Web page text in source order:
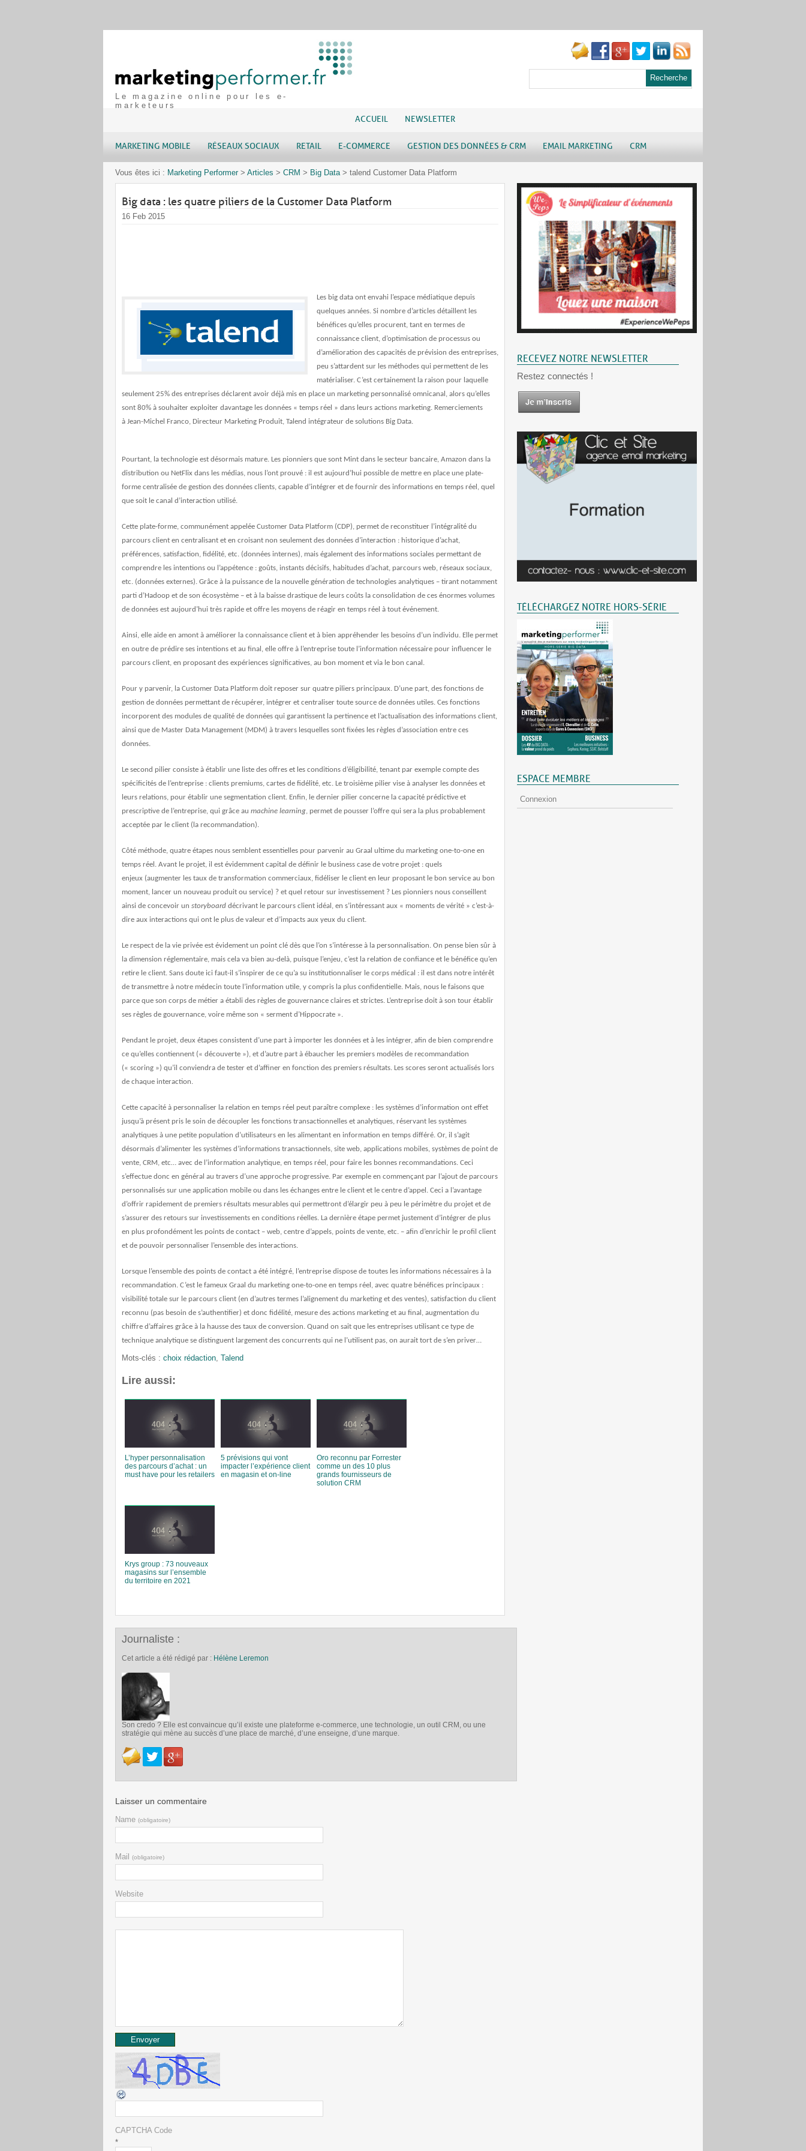
Le magazine online pour les e-
marketeurs
ACCUEIL NEWSLETTER
MARKETING MOBILE RÉSEAUX SOCIAUX RETAIL E-COMMERCE GESTION DES DONNÉES & CRM EMAIL MARKETING CRM
Vous êtes ici : Marketing Performer> Articles > CRM > Big Data> talend Customer Data Platform
Big data : les quatre piliers de la Customer Data Platform
16 Feb 2015
Les big data ont envahi l’espace médiatique depuis
quelques années. Si nombre d’articles détaillent les
bénéfices qu’elles procurent, tant en termes de
connaissance client, d’optimisation de processus ou
d’amélioration des capacités de prévision des entreprises,
peu s’attardent sur les méthodes qui permettent de les
matérialiser. C’est certainement la raison pour laquelle
seulement 25% des entreprises déclarent avoir déjà mis en place un marketing personnalisé omnicanal, alors qu’elles
sont 80% à souhaiter exploiter davantage les données « temps réel » dans leurs actions marketing. Remerciements
à Jean-Michel Franco, Directeur Marketing Produit, Talend intégrateur de solutions Big Data.
Pourtant, la technologie est désormais mature. Les pionniers que sont Mint dans le secteur bancaire, Amazon dans la
distribution ou NetFlix dans les médias, nous l’ont prouvé : il est aujourd’hui possible de mettre en place une plate-
forme centralisée de gestion des données clients, capable d’intégrer et de fournir des informations en temps réel, quel
que soit le canal d’interaction utilisé.
Cette plate-forme, communément appelée Customer Data Platform (CDP), permet de reconstituer l’intégralité du
parcours client en centralisant et en croisant non seulement des données d’interaction : historique d’achat,
préférences, satisfaction, fidélité, etc. (données internes), mais également des informations sociales permettant de
comprendre les intentions ou l’appétence : goûts, instants décisifs, habitudes d’achat, parcours web, réseaux sociaux,
etc. (données externes). Grâce à la puissance de la nouvelle génération de technologies analytiques – tirant notamment
parti d’Hadoop et de son écosystème – et à la baisse drastique de leurs coûts la consolidation de ces énormes volumes
de données est aujourd’hui très rapide et offre les moyens de réagir en temps réel à tout événement.
Ainsi, elle aide en amont à améliorer la connaissance client et à bien appréhender les besoins d’un individu. Elle permet
en outre de prédire ses intentions et au final, elle offre à l’entreprise toute l’information nécessaire pour influencer le
parcours client, en proposant des expériences significatives, au bon moment et via le bon canal.
Pour y parvenir, la Customer Data Platform doit reposer sur quatre piliers principaux. D’une part, des fonctions de
gestion de données permettant de récupérer, intégrer et centraliser toute source de données utiles. Ces fonctions
incorporent des modules de qualité de données qui garantissent la pertinence et l’actualisation des informations client,
ainsi que de Master Data Management (MDM) à travers lesquelles sont fixées les règles d’association entre ces
données.
Le second pilier consiste à établir une liste des offres et les conditions d’éligibilité, tenant par exemple compte des
spécificités de l’entreprise : clients premiums, cartes de fidélité, etc. Le troisième pilier vise à analyser les données et
leurs relations, pour établir une segmentation client. Enfin, le dernier pilier concerne la capacité prédictive et
prescriptive de l’entreprise, qui grâce au machine learning, permet de pousser l’offre qui sera la plus probablement
acceptée par le client (la recommandation).
Côté méthode, quatre étapes nous semblent essentielles pour parvenir au Graal ultime du marketing one-to-one en
temps réel. Avant le projet, il est évidemment capital de définir le business case de votre projet : quels
enjeux (augmenter les taux de transformation commerciaux, fidéliser le client en leur proposant le bon service au bon
moment, lancer un nouveau produit ou service) ? et quel retour sur investissement ? Les pionniers nous conseillent
ainsi de concevoir un storyboard décrivant le parcours client idéal, en s’intéressant aux « moments de vérité » c’est-à-
dire aux interactions qui ont le plus de valeur et d’impacts aux yeux du client.
Le respect de la vie privée est évidement un point clé dès que l’on s’intéresse à la personnalisation. On pense bien sûr à
la dimension réglementaire, mais cela va bien au-delà, puisque l’enjeu, c’est la relation de confiance et le bénéfice qu’en
retire le client. Sans doute ici faut-il s’inspirer de ce qu’a su institutionnaliser le corps médical : il est dans notre intérêt
de transmettre à notre médecin toute l’information utile, y compris la plus confidentielle. Mais, nous le faisons que
parce que son corps de métier a établi des règles de gouvernance claires et strictes. L’entreprise doit à son tour établir
ses règles de gouvernance, voire même son « serment d’Hippocrate ».
Pendant le projet, deux étapes consistent d’une part à importer les données et à les intégrer, afin de bien comprendre
ce qu’elles contiennent (« découverte »), et d’autre part à ébaucher les premiers modèles de recommandation
(« scoring ») qu’il conviendra de tester et d’affiner en fonction des premiers résultats. Les scores seront actualisés lors
de chaque interaction.
Cette capacité à personnaliser la relation en temps réel peut paraître complexe : les systèmes d’information ont effet
jusqu’à présent pris le soin de découpler les fonctions transactionnelles et analytiques, réservant les systèmes
analytiques à une petite population d’utilisateurs en les alimentant en information en temps différé. Or, il s’agit
désormais d’alimenter les systèmes d’informations transactionnels, site web, applications mobiles, systèmes de point de
vente, CRM, etc… avec de l’information analytique, en temps réel, pour faire les bonnes recommandations. Ceci
s’effectue donc en général au travers d’une approche progressive. Par exemple en commençant par l’ajout de parcours
personnalisés sur une application mobile ou dans les échanges entre le client et le centre d’appel. Ceci a l’avantage
d’offrir rapidement de premiers résultats mesurables qui permettront d’élargir peu à peu le périmètre du projet et de
s’assurer des retours sur investissements en conditions réelles. La dernière étape permet justement d’intégrer de plus
en plus profondément les points de contact – web, centre d’appels, points de vente, etc. – afin d’enrichir le profil client
et de pouvoir personnaliser l’ensemble des interactions.
Lorsque l’ensemble des points de contact a été intégré, l’entreprise dispose de toutes les informations nécessaires à la
recommandation. C’est le fameux Graal du marketing one-to-one en temps réel, avec quatre bénéfices principaux :
visibilité totale sur le parcours client (en d’autres termes l’alignement du marketing et des ventes), satisfaction du client
reconnu (pas besoin de s’authentifier) et donc fidélité, mesure des actions marketing et au final, augmentation du
chiffre d’affaires grâce à la hausse des taux de conversion. Quand on sait que les entreprises utilisant ce type de
technique analytique se distinguent largement des concurrents qui ne l’utilisent pas, on aurait tort de s’en priver…
Mots-clés : choix rédaction, Talend
Lire aussi:
L’hyper personnalisation
des parcours d’achat : un
must have pour les retailers
5 prévisions qui vont
impacter l’expérience client
en magasin et on-line
Oro reconnu par Forrester
comme un des 10 plus
grands fournisseurs de
solution CRM
Krys group : 73 nouveaux
magasins sur l’ensemble
du territoire en 2021
Journaliste :
Cet article a été rédigé par : Hélène Leremon
Son credo ? Elle est convaincue qu’il existe une plateforme e-commerce, une technologie, un outil CRM, ou une
stratégie qui mène au succès d’une place de marché, d’une enseigne, d’une marque.
Laisser un commentaire
Name (obligatoire)
Mail (obligatoire)
Website
CAPTCHA Code
*
RECEVEZ NOTRE NEWSLETTER
Restez connectés !
TÉLÉCHARGEZ NOTRE HORS-SÉRIE
ESPACE MEMBRE
Connexion